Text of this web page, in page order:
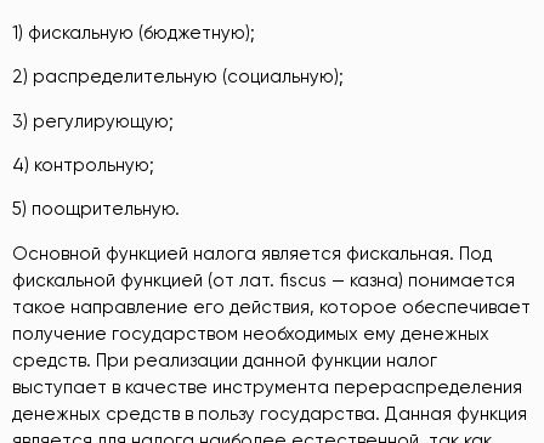
1) фискальную (бюджетную);
2) распределительную (социальную);
3) регулирующую;
4) контрольную;
5) поощрительную.
Основной функцией налога является фискальная. Под
фискальной функцией (от лат. fiscus — казна) понимается
такое направление его действия, которое обеспечивает
получение государством необходимых ему денежных
средств. При реализации данной функции налог
выступает в качестве инструмента перераспределения
денежных средств в пользу государства. Данная функция